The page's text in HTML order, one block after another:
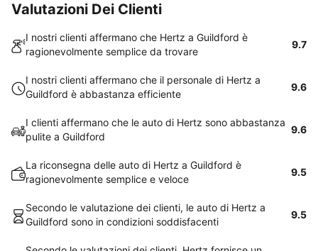
Valutazioni Dei Clienti
I nostri clienti affermano che Hertz a Guildford è
ragionevolmente semplice da trovare
9.7
I nostri clienti affermano che il personale di Hertz a
Guildford è abbastanza efficiente
9.6
I clienti affermano che le auto di Hertz sono abbastanza
pulite a Guildford
9.6
La riconsegna delle auto di Hertz a Guildford è
ragionevolmente semplice e veloce
9.5
Secondo le valutazione dei clienti, le auto di Hertz a
Guildford sono in condizioni soddisfacenti
9.5